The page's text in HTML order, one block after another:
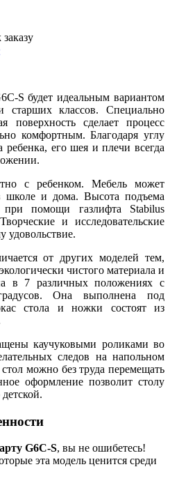
S будет идеальным вариантом
старших классов. Специально
поверхность сделает процесс
комфортным. Благодаря углу
его шея и плечи всегда
с ребенком. Мебель может
школе и дома. Высота подъема
при помощи газлифта Stabilus
и исследовательские
удовольствие.
от других моделей тем,
чистого материала и
в 7 различных положениях с
Она выполнена под
стола и ножки состоят из
каучуковыми роликами во
следов на напольном
можно без труда перемещать
оформление позволит столу
G6C-S, вы не ошибетесь!
эта модель ценится среди